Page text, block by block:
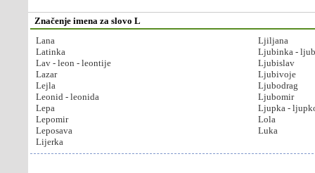
Značenje imena za slovo L
Lana
Latinka
Lav - leon - leontije
Lazar
Lejla
Leonid - leonida
Lepa
Lepomir
Leposava
Lijerka
Ljiljana
Ljubinka -
Ljubislav
Ljubivoje
Ljubodrag
Ljubomir
Ljupka -
Lola
Luka